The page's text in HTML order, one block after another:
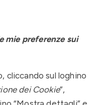
mie preferenze sui
cliccando sul loghino
dei Cookie”,